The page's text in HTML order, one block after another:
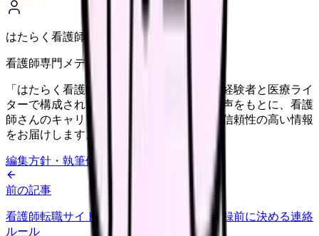
はたらく看護師さん編集部
看護師専門メディア
「はたらく看護師さん」編集部は、看護師経験者と医療ライ
ターで構成されています。現場のリアルな声をもとに、看護
師さんのキャリア・転職・働き方に関する信頼性の高い情報
をお届けします。
編集方針・執筆体制・監修体制を見る
前の記事
看護師転職サイトは電話なしで使える？登録前に決める連絡
ルール